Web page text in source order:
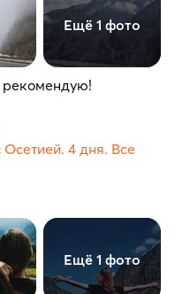
Ещё 1 фото
рекомендую!
Осетией. 4 дня. Все
Ещё 1 фото